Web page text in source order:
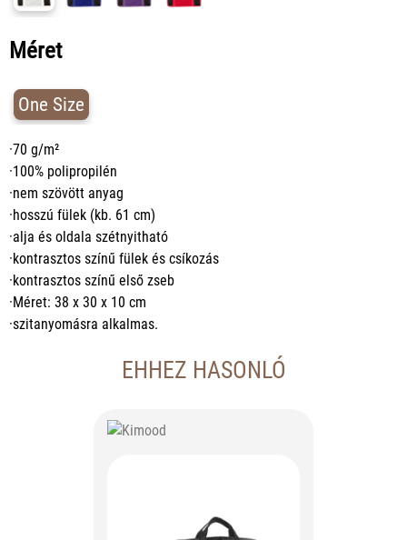
Méret
One Size
·70 g/m²
·100% polipropilén
·nem szövött anyag
·hosszú fülek (kb. 61 cm)
·alja és oldala szétnyitható
·kontrasztos színű fülek és csíkozás
·kontrasztos színű első zseb
·Méret: 38 x 30 x 10 cm
·szitanyomásra alkalmas.
EHHEZ HASONLÓ